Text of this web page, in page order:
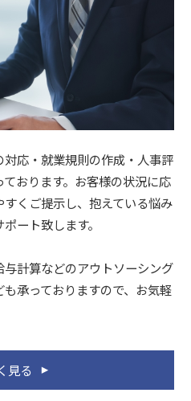
応・就業規則の作成・人事評
おります。お客様の状況に応
くご提示し、抱えている悩み
ート致します。
計算などのアウトソーシング
承っておりますので、お気軽
見る